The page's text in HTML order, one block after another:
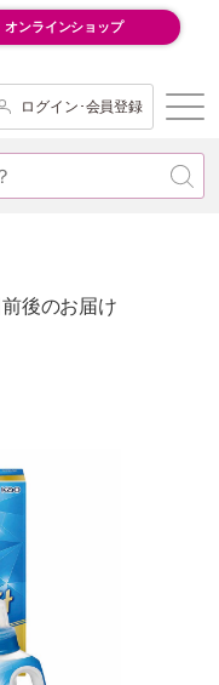
オンラインショップ
ログイン･会員登録
後のお届け